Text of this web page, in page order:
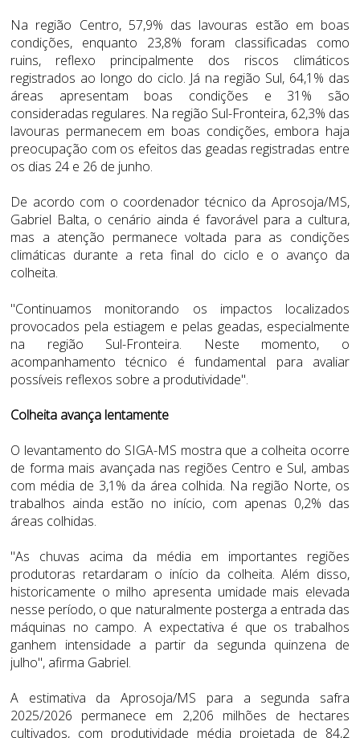
Na região Centro, 57,9% das lavouras estão em boas
condições, enquanto 23,8% foram classificadas como
ruins, reflexo principalmente dos riscos climáticos
registrados ao longo do ciclo. Já na região Sul, 64,1% das
áreas apresentam boas condições e 31% são
consideradas regulares. Na região Sul-Fronteira, 62,3% das
lavouras permanecem em boas condições, embora haja
preocupação com os efeitos das geadas registradas entre
os dias 24 e 26 de junho.
De acordo com o coordenador técnico da Aprosoja/MS,
Gabriel Balta, o cenário ainda é favorável para a cultura,
mas a atenção permanece voltada para as condições
climáticas durante a reta final do ciclo e o avanço da
colheita.
"Continuamos monitorando os impactos localizados
provocados pela estiagem e pelas geadas, especialmente
na região Sul-Fronteira. Neste momento, o
acompanhamento técnico é fundamental para avaliar
possíveis reflexos sobre a produtividade".
Colheita avança lentamente
O levantamento do SIGA-MS mostra que a colheita ocorre
de forma mais avançada nas regiões Centro e Sul, ambas
com média de 3,1% da área colhida. Na região Norte, os
trabalhos ainda estão no início, com apenas 0,2% das
áreas colhidas.
"As chuvas acima da média em importantes regiões
produtoras retardaram o início da colheita. Além disso,
historicamente o milho apresenta umidade mais elevada
nesse período, o que naturalmente posterga a entrada das
máquinas no campo. A expectativa é que os trabalhos
ganhem intensidade a partir da segunda quinzena de
julho", afirma Gabriel.
A estimativa da Aprosoja/MS para a segunda safra
2025/2026 permanece em 2,206 milhões de hectares
cultivados, com produtividade média projetada de 84,2